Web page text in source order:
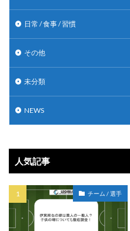
日常 / 食事 / 習慣
その他
未分類
NEWS
人気記事
チーム / 選手